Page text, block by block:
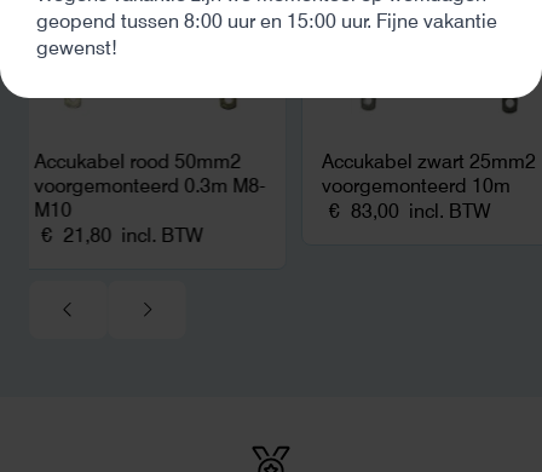
Accukabel rood 50mm2
voorgemonteerd 0.3m M8-
M10
€ 21,80 incl. BTW
Accukabel zwart 25mm2
voorgemonteerd 10m
€ 83,00 incl. BTW
geopend tussen 8:00 uur en 15:00 uur. Fijne vakantie
gewenst!